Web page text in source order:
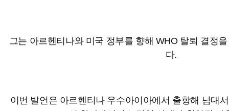
그는 아르헨티나와 미국 정부를 향해 WHO 탈퇴 결정
다.
이번 발언은 아르헨티나 우수아이아에서 출항해 남대